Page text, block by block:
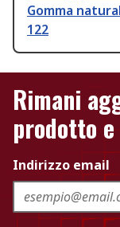
Gomma
122
Rimani
prodotto
Indirizzo email